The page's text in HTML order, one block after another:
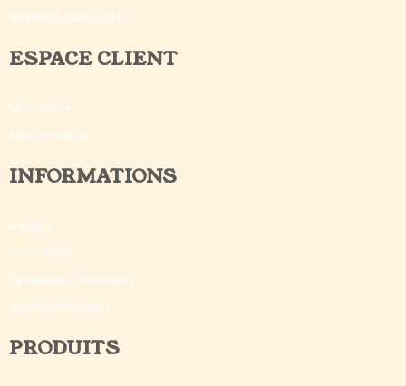
©Outils du Coach 2018
ESPACE CLIENT
Mon compte
Mes commandes
INFORMATIONS
A propos
Avis certifiés
Partenaires et revendeurs
Recrutement auteurs
PRODUITS